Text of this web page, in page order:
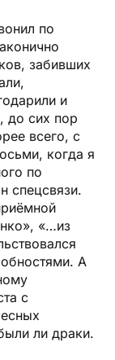
по
забивших
и
до сих пор
всего, с
когда я
по
спецсвязи.
«…из
А
с
ли драки.